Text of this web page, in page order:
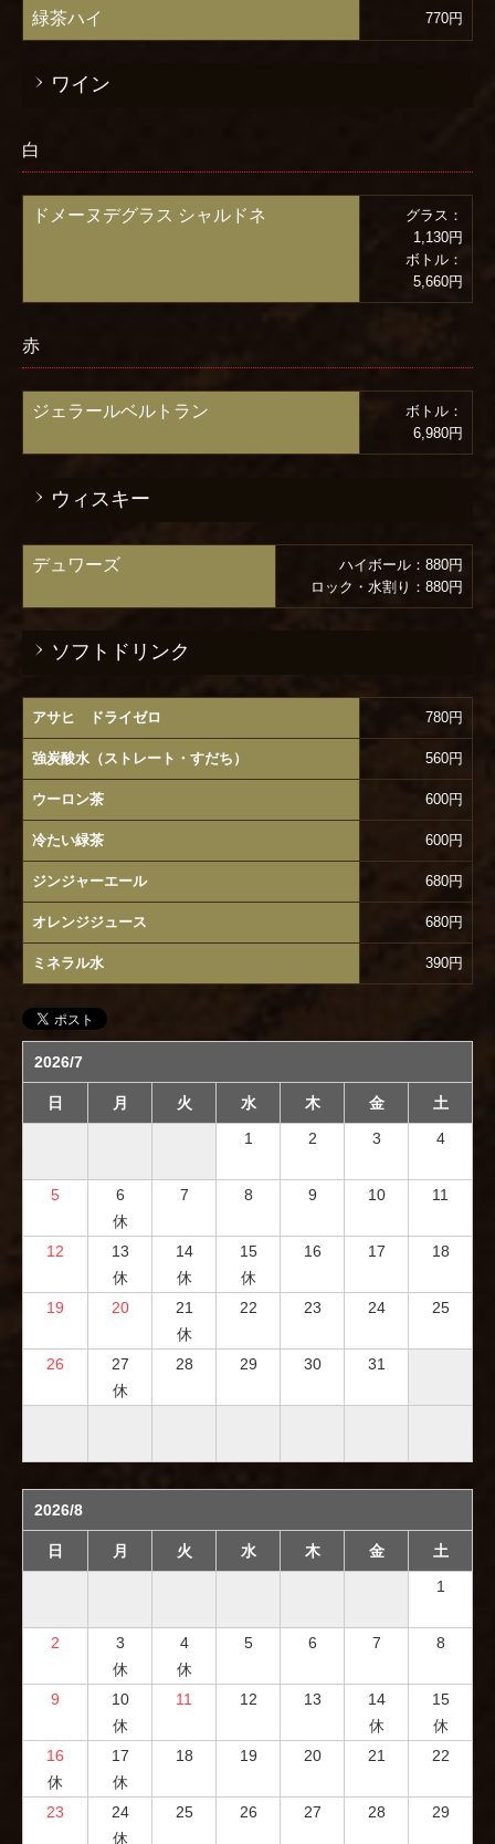
緑茶ハイ 770円
ワイン
白
ドメーヌデグラス シャルドネ
グラス：
1,130円
ボトル：
5,660円
赤
ジェラールベルトラン
ボトル：
6,980円
ウィスキー
デュワーズ
ハイボール：880円
ロック・水割り：880円
ソフトドリンク
アサヒ ドライゼロ 780円
強炭酸水（ストレート・すだち） 560円
ウーロン茶 600円
冷たい緑茶 600円
ジンジャーエール 680円
オレンジジュース 680円
ミネラル水 390円
2026/7
日 月 火 水 木 金
土
1
2 3 4
5
6
休
7 8 9 10 11
12
13
休
14
休
15
休
16 17 18
19 20
21
休
22 23 24 25
26
27
休
28 29 30 31
2026/8
日 月 火 水 木 金
土
1
2
3
休
4
休
5 6 7 8
9
10
休
11 12 13
14
休
15
休
16
休
17
休
18 19 20 21 22
23
24
休
25 26 27 28 29